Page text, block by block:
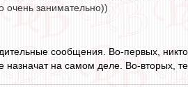
очень занимательно))
сообщения. Во-первых,
назначат на самом деле. Во-вторых,